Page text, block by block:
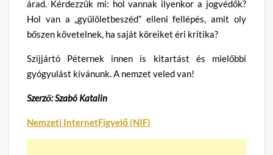
árad. Kérdezzük mi: hol vannak ilyenkor a jogvédők?
Hol van a „gyűlöletbeszéd” elleni fellépés, amit oly
bőszen követelnek, ha saját köreiket éri kritika?
Szijjártó Péternek innen is kitartást és mielőbbi
gyógyulást kívánunk. A nemzet veled van!
Szerző: Szabó Katalin
Nemzeti InternetFigyelő (NIF)